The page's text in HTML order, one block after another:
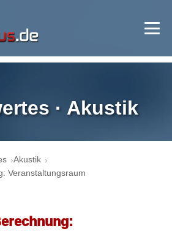
· Akustik
Akustik
Veranstaltungsraum